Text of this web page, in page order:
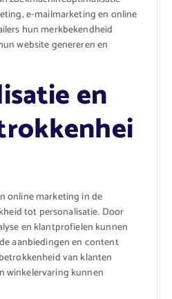
e-mailmarketing en online
hun merkbekendheid
website genereren en
en
online marketing in de
tot personalisatie. Door
en klantprofielen kunnen
aanbiedingen en content
van klanten
winkelervaring kunnen